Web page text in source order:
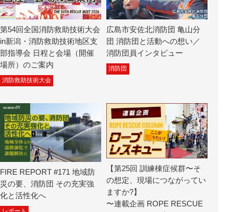
第54回全国消防救助技術大会
in新潟・消防救助技術地区支
部指導会 日程と会場（開催
場所）のご案内
消防救助技術大会
広島市安佐北消防団 亀山分
団 消防団と活動への想い／
消防団員インタビュー
消防団
FIRE REPORT #171 地域防
災の要、消防団 その充実強
化と活性化へ
【第25回 訓練棟症候群〜そ
の想定、現場につながってい
ますか?】
〜連載企画 ROPE RESCUE